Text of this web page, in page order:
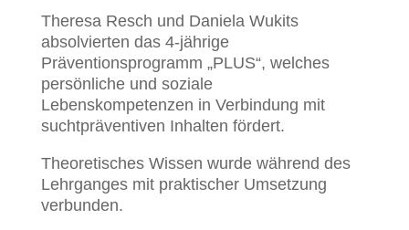
Theresa Resch und Daniela Wukits
absolvierten das 4-jährige
Präventionsprogramm „PLUS“, welches
persönliche und soziale
Lebenskompetenzen in Verbindung mit
suchtpräventiven Inhalten fördert.
Theoretisches Wissen wurde während des
Lehrganges mit praktischer Umsetzung
verbunden.